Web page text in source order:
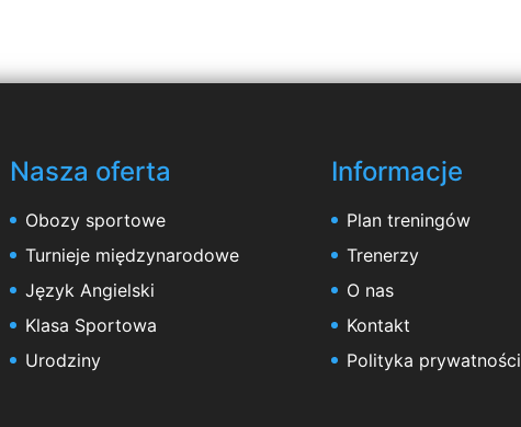
Nasza oferta
Obozy sportowe
Turnieje międzynarodowe
Język Angielski
Klasa Sportowa
Urodziny
Informacje
Plan treningów
Trenerzy
O nas
Kontakt
Polityka prywatności